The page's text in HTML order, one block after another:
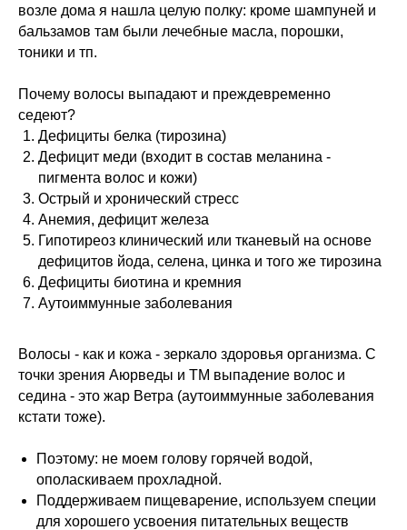
возле дома я нашла целую полку: кроме шампуней и
бальзамов там были лечебные масла, порошки,
тоники и тп.
Почему волосы выпадают и преждевременно
седеют?
Дефициты белка (тирозина)
Дефицит меди (входит в состав меланина -
пигмента волос и кожи)
Острый и хронический стресс
Анемия, дефицит железа
Гипотиреоз клинический или тканевый на основе
дефицитов йода, селена, цинка и того же тирозина
Дефициты биотина и кремния
Аутоиммунные заболевания
​Волосы - как и кожа - зеркало здоровья организма. С
точки зрения Аюрведы и ТМ выпадение волос и
седина - это жар Ветра (аутоиммунные заболевания
кстати тоже).
Поэтому: не моем голову горячей водой,
ополаскиваем прохладной.
Поддерживаем пищеварение, используем специи
для хорошего усвоения питательных веществ